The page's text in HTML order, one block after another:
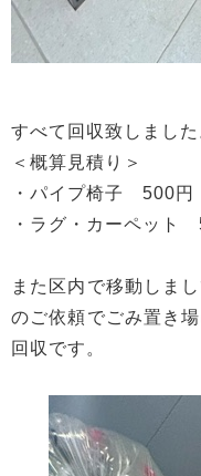
すべて回収致しました
＜概算見積り＞
・パイプ椅子 500円
・ラグ・カーペット
また区内で移動しま
のご依頼でごみ置き
回収です。